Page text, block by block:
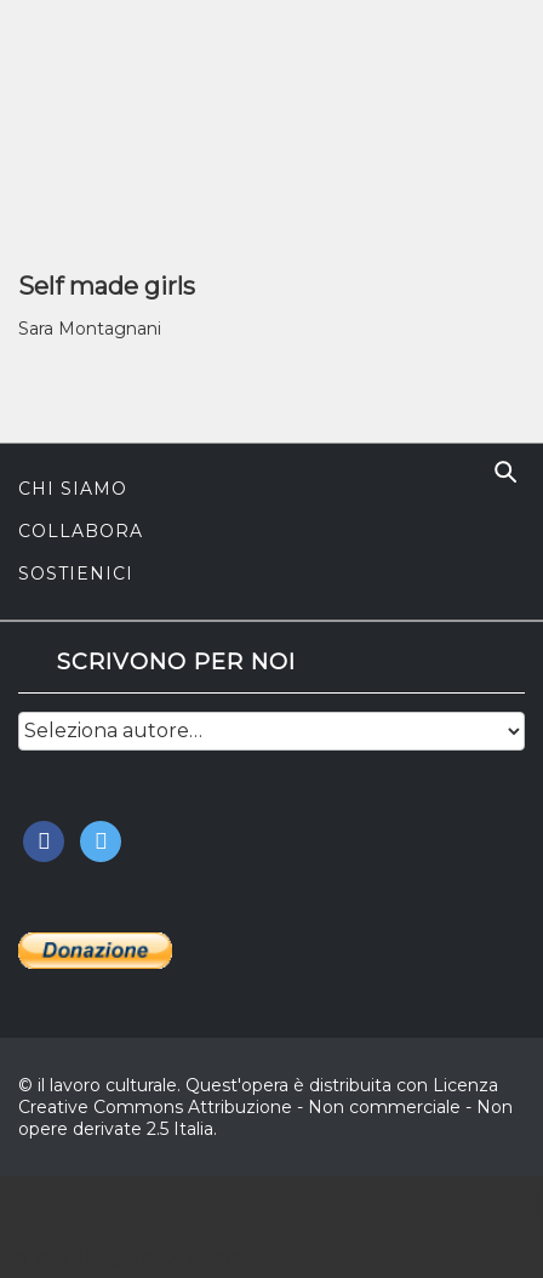
Self made girls
Sara Montagnani
CHI SIAMO
COLLABORA
SOSTIENICI
SCRIVONO PER NOI
facebook
twitter
© il lavoro culturale. Quest'opera è distribuita con Licenza
Creative Commons Attribuzione - Non commerciale - Non
opere derivate 2.5 Italia.